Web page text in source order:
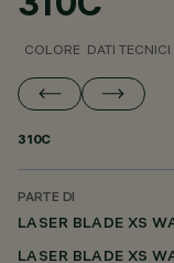
COLORE DATI TECNICI
310C
PARTE DI